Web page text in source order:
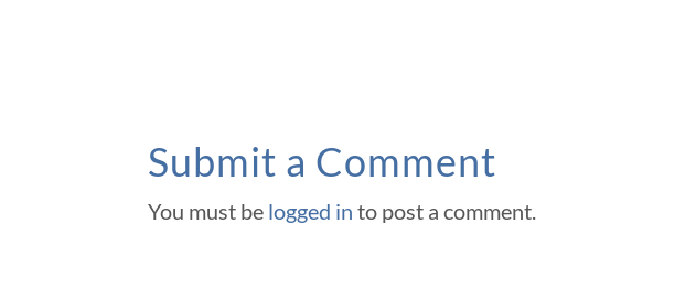
Submit a Comment
You must be logged in to post a comment.